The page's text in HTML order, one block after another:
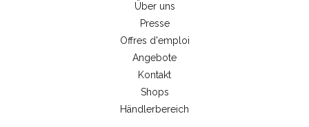
Über uns
Presse
Offres d'emploi
Angebote
Kontakt
Shops
Händlerbereich